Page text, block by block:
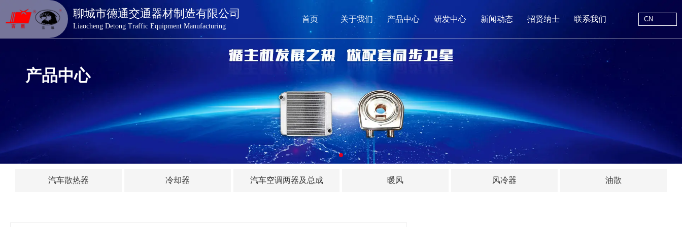
聊城市德通交通器材制造有限公司
Liaocheng Detong Traffic Equipment Manufacturing
首页 关于我们 产品中心 研发中心 新闻动态 招贤纳士 联系我们 CN
德通交通器材
网站首页
关于我们
新闻动态
产品中心
汽车散热器 冷却器 汽车空调两器及总成 暖风 风冷器 油散